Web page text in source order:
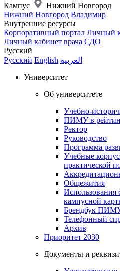
Кампус
Нижний Новгород
Нижний Новгород Владимир
Внутренние ресурсы
Корпоративный портал Личный
Личный кабинет врача СДО
Русский
Русский English العربية
Университет
Об университете
Учебно-
ПИМУ в
Ректор
Руководство
Программа
Учебные
практической
Общежития
Использования
кампусной
Брендбук
Телефонный
Архив
Приоритет 2030
Документы и